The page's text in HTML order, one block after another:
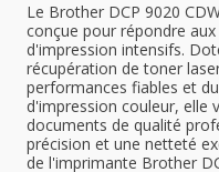
Le Brother DCP 9020
conçue pour répondre
d'impression intensifs.
récupération de toner
performances fiables et
d'impression couleur, elle
documents de qualité
précision et une netteté
de l'imprimante Brother